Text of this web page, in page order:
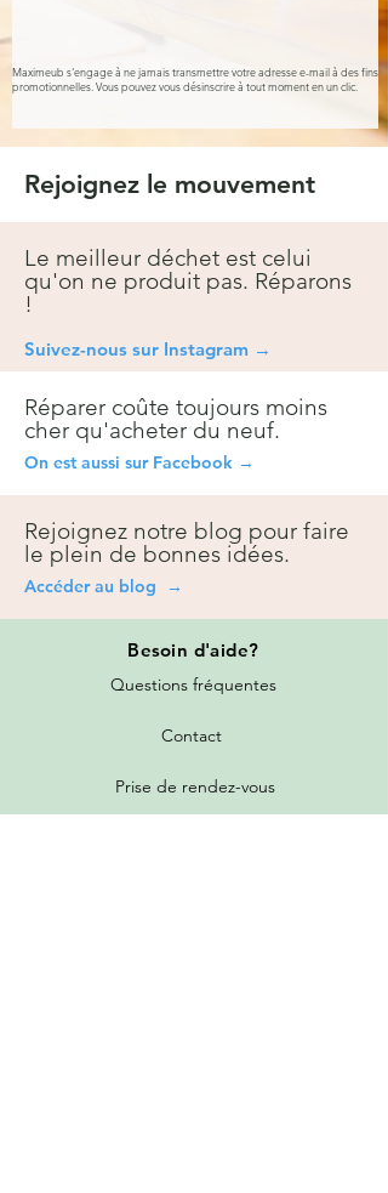
Maximeub s'engage à ne jamais transmettre votre adresse e-mail à des fins
promotionnelles. Vous pouvez vous désinscrire à tout moment en un clic.
Rejoignez le mouvement
Le meilleur déchet est celui
qu'on ne produit pas. Réparons
!
Suivez-nous sur Instagram →
Réparer coûte toujours moins
cher qu'acheter du neuf.
On est aussi sur Facebook →
Rejoignez notre blog pour faire
le plein de bonnes idées.
Accéder au blog →
Besoin d'aide?
Questions fréquentes
Contact
Prise de rendez-vous